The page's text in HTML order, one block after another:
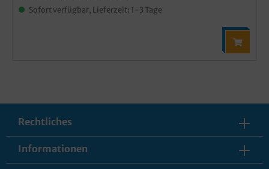
Sofort verfügbar, Lieferzeit: 1-3 Tage
Rechtliches
Informationen